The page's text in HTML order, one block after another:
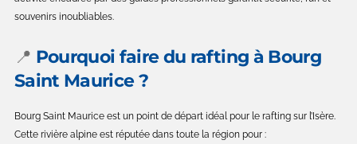
souvenirs inoubliables.
📍 Pourquoi faire du rafting à Bourg
Saint Maurice ?
Bourg Saint Maurice est un point de départ idéal pour le rafting sur l’Isère.
Cette rivière alpine est réputée dans toute la région pour :